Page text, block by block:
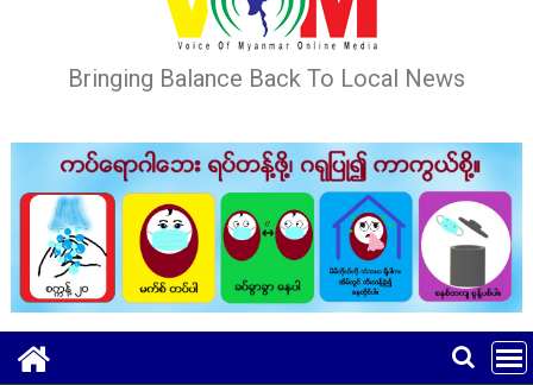
Bringing Balance Back To Local News